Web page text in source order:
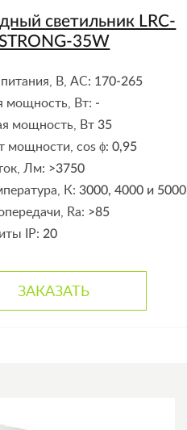
светильник LRC-
35W
В, АС: 170-265
мощность, Вт: -
мощность, Вт35
мощности, cos ϕ:0,95
Лм: >3750
К:3000, 4000 и 5000
Ra: >85
IP: 20
ЗАКАЗАТЬ